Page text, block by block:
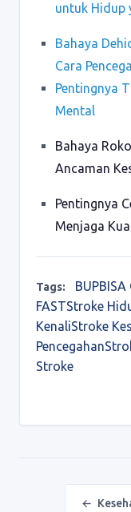
untuk Hidup
Bahaya
Cara
Pentingnya
Mental
Bahaya
Ancaman
Pentingnya
Menjaga
Tags: BUPBISA
FASTStroke
KenaliStroke
Stroke
Post ←